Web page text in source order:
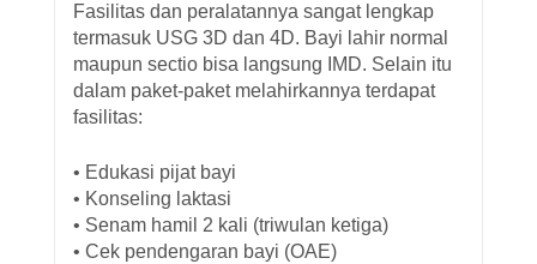
Fasilitas dan peralatannya sangat lengkap
termasuk USG 3D dan 4D. Bayi lahir normal
maupun sectio bisa langsung IMD. Selain itu
dalam paket-paket melahirkannya terdapat
fasilitas:
• Edukasi pijat bayi
• Konseling laktasi
• Senam hamil 2 kali (triwulan ketiga)
• Cek pendengaran bayi (OAE)